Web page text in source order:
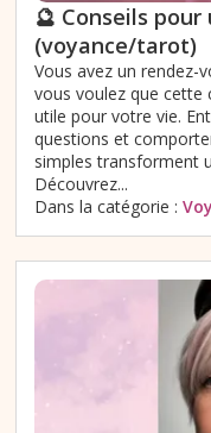
🔮 Conseils
(voyance/tarot)
Vous avez un rendez-
vous voulez que
utile pour votre vie.
questions et
simples transforment
Découvrez...
Dans la catégorie :